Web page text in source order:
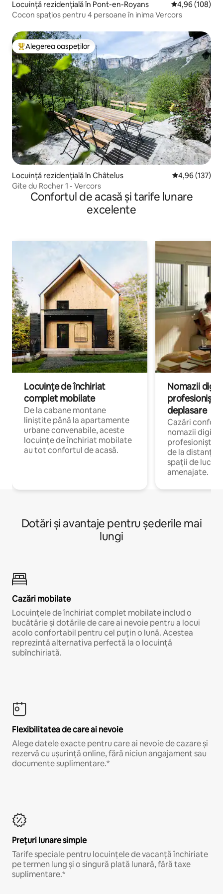
Locuință rezidențială în Pont-en-Royans Scor mediu de
4,96 (108)
Cocon spațios pentru 4 persoane în inima Vercors
Locuință din topul categoriei Alegerea oaspeților
Alegerea oaspeților
Locuință rezidențială în Châtelus Scor mediu de
4,96 (137)
Gite du Rocher 1 - Vercors
Confortul de acasă și tarife lunare
excelente
Locuințe de închiriat
complet mobilate
De la cabane montane
liniștite până la apartamente
urbane convenabile, aceste
locuințe de închiriat mobilate
au tot confortul de acasă.
Nomazii
profesioniștii
deplasare
Cazări
nomazii
profesioniștii
de la distanță,
spații de lucru
amenajate.
Dotări și avantaje pentru șederile mai
lungi
Cazări mobilate
Locuințele de închiriat complet mobilate includ o
bucătărie și dotările de care ai nevoie pentru a locui
acolo confortabil pentru cel puțin o lună. Acestea
reprezintă alternativa perfectă la o locuință
subînchiriată.
Flexibilitatea de care ai nevoie
Alege datele exacte pentru care ai nevoie de cazare și
rezervă cu ușurință online, fără niciun angajament sau
documente suplimentare.*
Prețuri lunare simple
Tarife speciale pentru locuințele de vacanță închiriate
pe termen lung și o singură plată lunară, fără taxe
suplimentare.*